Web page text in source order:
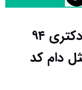
دانلود دفترچه سوالات آزمون دکتری ۹۴
دام کد